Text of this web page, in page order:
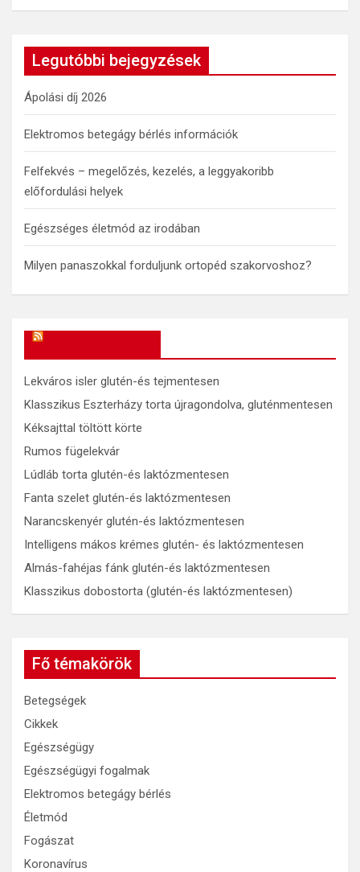
a
h
Legutóbbi bejegyzések
Ápolási díj 2026
Elektromos betegágy bérlés információk
Felfekvés – megelőzés, kezelés, a leggyakoribb
előfordulási helyek
Egészséges életmód az irodában
Milyen panaszokkal forduljunk ortopéd szakorvoshoz?
Lekváros isler glutén-és tejmentesen
Klasszikus Eszterházy torta újragondolva, gluténmentesen
Kéksajttal töltött körte
Rumos fügelekvár
Lúdláb torta glutén-és laktózmentesen
Fanta szelet glutén-és laktózmentesen
Narancskenyér glutén-és laktózmentesen
Intelligens mákos krémes glutén- és laktózmentesen
Almás-fahéjas fánk glutén-és laktózmentesen
Klasszikus dobostorta (glutén-és laktózmentesen)
Fő témakörök
Betegségek
Cikkek
Egészségügy
Egészségügyi fogalmak
Elektromos betegágy bérlés
Életmód
Fogászat
Koronavírus